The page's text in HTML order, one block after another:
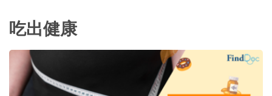
吃出健康